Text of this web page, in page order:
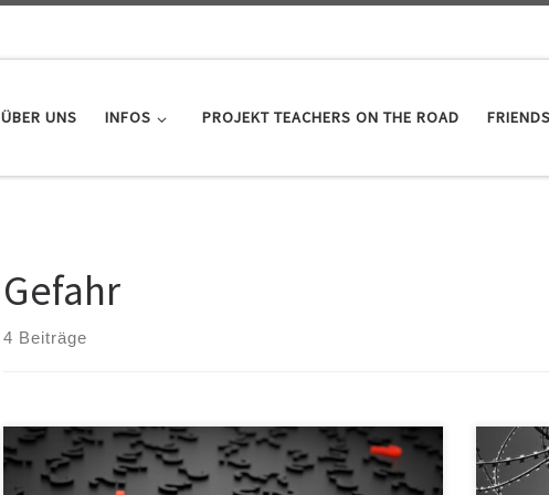
ÜBER UNS INFOS PROJEKT TEACHERS ON THE ROAD FRIENDS
Gefahr
4 Beiträge